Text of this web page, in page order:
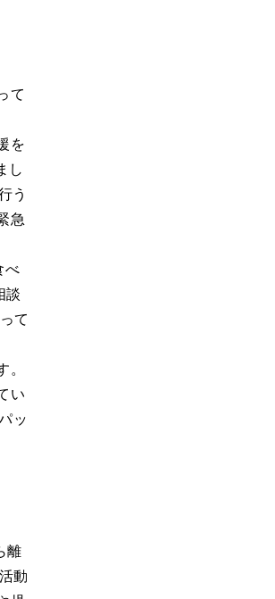
て
を
し
う
急
べ
談
て
い
ッ
離
動